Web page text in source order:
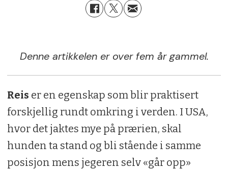
Denne artikkelen er over fem år gammel.
Reis er en egenskap som blir praktisert
forskjellig rundt omkring i verden. I USA,
hvor det jaktes mye på prærien, skal
hunden ta stand og bli stående i samme
posisjon mens jegeren selv «går opp»